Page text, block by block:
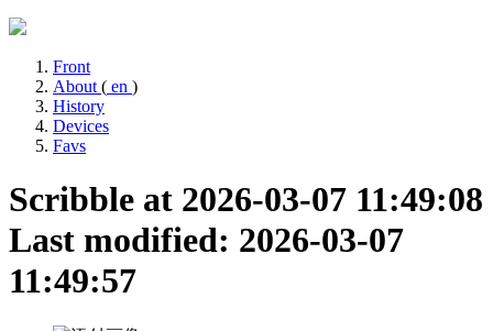
Front
About ( en )
History
Devices
Favs
Scribble at 2026-03-07 11:49:08
Last modified: 2026-03-07
11:49:57